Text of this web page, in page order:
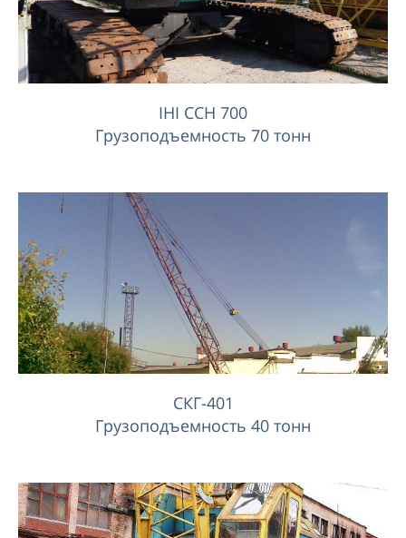
IHI CCH 700
Грузоподъемность 70 тонн
СКГ-401
Грузоподъемность 40 тонн